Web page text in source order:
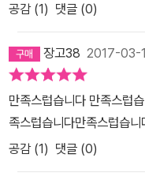
공감 (1) 댓글 (0)
장고38 2017-03-
만족스럽습니다 만족스럽
족스럽습니다만족스럽습
공감 (1) 댓글 (0)